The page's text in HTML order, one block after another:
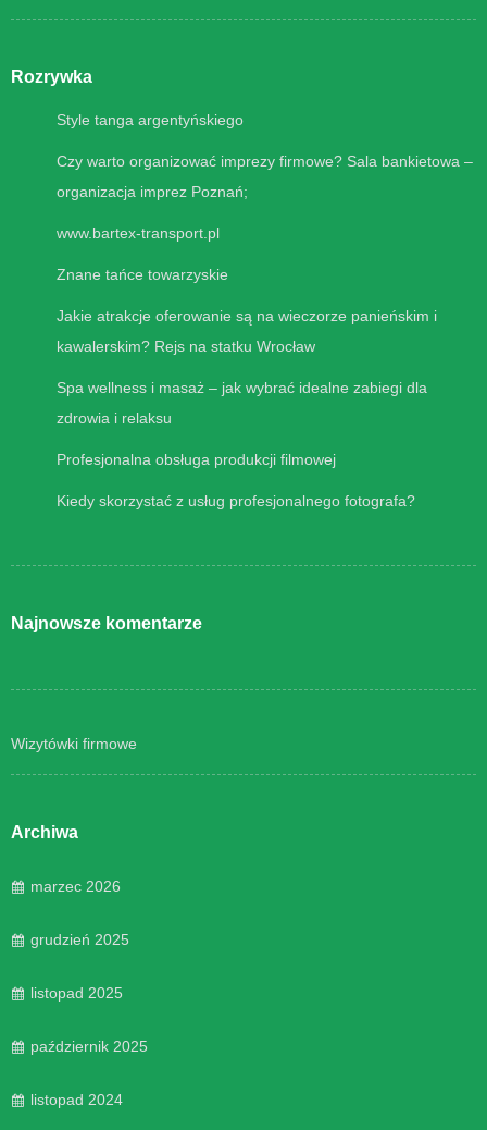
Rozrywka
Style tanga argentyńskiego
Czy warto organizować imprezy firmowe? Sala bankietowa –
organizacja imprez Poznań;
www.bartex-transport.pl
Znane tańce towarzyskie
Jakie atrakcje oferowanie są na wieczorze panieńskim i
kawalerskim? Rejs na statku Wrocław
Spa wellness i masaż – jak wybrać idealne zabiegi dla
zdrowia i relaksu
Profesjonalna obsługa produkcji filmowej
Kiedy skorzystać z usług profesjonalnego fotografa?
Najnowsze komentarze
Wizytówki firmowe
Archiwa
marzec 2026
grudzień 2025
listopad 2025
październik 2025
listopad 2024